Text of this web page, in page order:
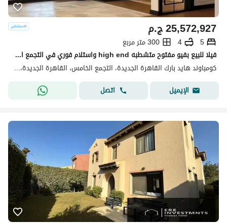
ج.م25,572,927
5
4
300 متر مربع
فيلا للبيع بفيو مفتوح متشطبه high end واستلام فوري في التجمع الخامس يجوار AUC
كومباوند هايد بارك القاهرة الجديدة، التجمع الخامس، القاهرة الجديدة، القاهرة
الإيميل
اتصل